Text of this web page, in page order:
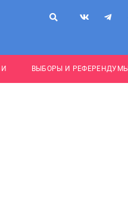
ВЫБОРЫ И РЕФЕРЕНДУМЫ